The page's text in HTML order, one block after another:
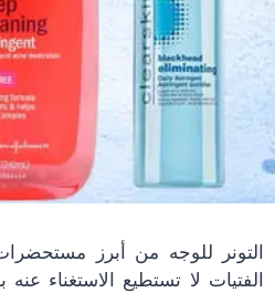
التونر للوجه من أبرز
الفتيات لا تستطيع الاستغناء